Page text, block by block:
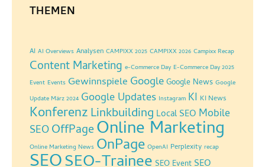
THEMEN
AI AI Overviews Analysen CAMPIXX 2025 CAMPIXX 2026 Campixx Recap
Content Marketing e-Commerce Day E-Commerce Day 2025
Event Events Gewinnspiele GoogleGoogle News Google
Update März 2024 Google Updates Instagram KI KI News
KonferenzLinkbuilding Local SEO Mobile
SEOOffPageOnline Marketing
Online Marketing News OnPage OpenAI Perplexity recap
SEO Event